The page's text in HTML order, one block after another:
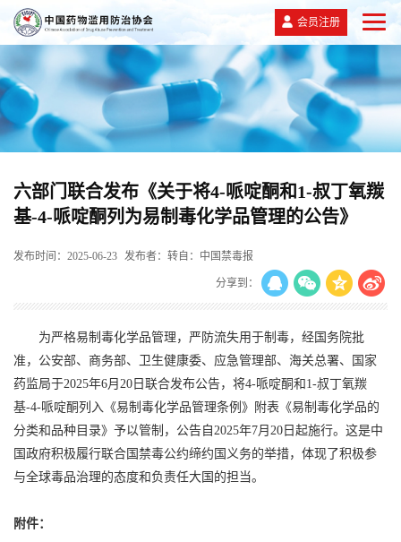
会员注册
六部门联合发布《关于将4-哌啶酮和1-叔丁氧羰
基-4-哌啶酮列为易制毒化学品管理的公告》
发布时间：2025-06-23 发布者：转自：中国禁毒报
分享到：
为严格易制毒化学品管理，严防流失用于制毒，经国务院批
准，公安部、商务部、卫生健康委、应急管理部、海关总署、国家
药监局于2025年6月20日联合发布公告，将4-哌啶酮和1-叔丁氧羰
基-4-哌啶酮列入《易制毒化学品管理条例》附表《易制毒化学品的
分类和品种目录》予以管制，公告自2025年7月20日起施行。这是中
国政府积极履行联合国禁毒公约缔约国义务的举措，体现了积极参
与全球毒品治理的态度和负责任大国的担当。
附件：